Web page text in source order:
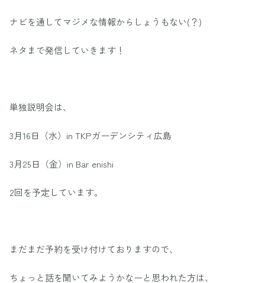
ナビを通してマジメな情報からしょうもない(？)
ネタまで発信していきます！
単独説明会は、
3月16日（水）in TKPガーデンシティ広島
3月25日（金）in Bar enishi
2回を予定しています。
まだまだ予約を受け付けておりますので、
ちょっと話を聞いてみようかなーと思われた方は、